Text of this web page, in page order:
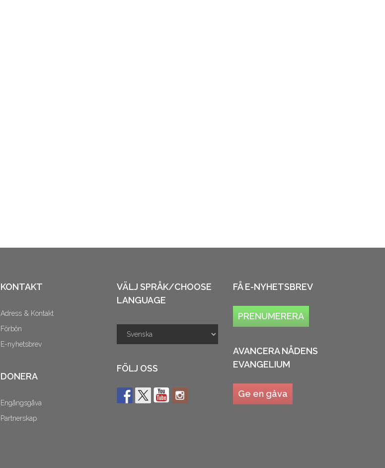
KONTAKT
Adress & Kontakt
Förbön
E-nyhetsbrev
DONERA
Engångsgåva
Partnerskap
VÄLJ SPRÅK/CHOOSE
LANGUAGE
FÖLJ OSS
FÅ E-NYHETSBREV
PRENUMERERA
AVANCERA NÅDENS
EVANGELIUM
Ge en gåva